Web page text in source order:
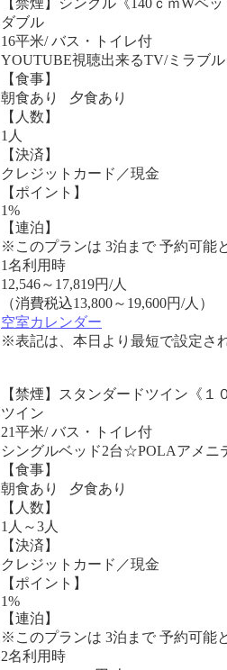
【禁煙】シングル《140ｃｍWベ
ダブル
16平米/ バス・トイレ付
YOUTUBE視聴出来るTV/ミラブ
【食事】
朝食あり 夕食あり
【人数】
1人
【決済】
クレジットカード／現金
【ポイント】
1%
【連泊】
※このプランは 3泊まで 予約可能
1名利用時
12,546～ 17,819円/人
（消費税込13,800～19,600円/人）
空室カレンダー
※表記は、本日より最短で設定さ
【禁煙】スタンダードツイン《１
ツイン
21平米/ バス・トイレ付
シングルベッド2台☆POLAアメ
【食事】
朝食あり 夕食あり
【人数】
1人～3人
【決済】
クレジットカード／現金
【ポイント】
1%
【連泊】
※このプランは 3泊まで 予約可能
2名利用時